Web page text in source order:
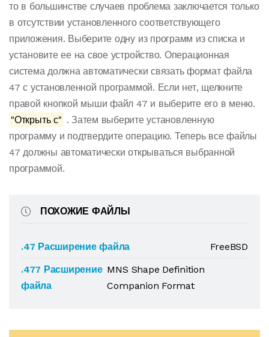
то в большинстве случаев проблема заключается только
в отсутствии установленного соответствующего
приложения. Выберите одну из программ из списка и
установите ее на свое устройство. Операционная
система должна автоматически связать формат файла
47 с установленной программой. Если нет, щелкните
правой кнопкой мыши файл 47 и выберите его в меню.
"Открыть с" . Затем выберите установленную
программу и подтвердите операцию. Теперь все файлы
47 должны автоматически открываться выбранной
программой.
ПОХОЖИЕ ФАЙЛЫ
.47 Расширение файла
FreeBSD
.477 Расширение
файла
MNS Shape Definition
Companion Format